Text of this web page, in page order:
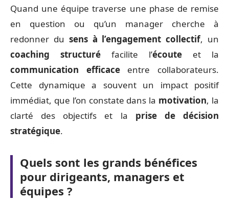
Quand une équipe traverse une phase de remise
en question ou qu’un manager cherche à
redonner du sens à l’engagement collectif, un
coaching structuré facilite l’écoute et la
communication efficaceentre collaborateurs.
Cette dynamique a souvent un impact positif
immédiat, que l’on constate dans la motivation, la
clarté des objectifs et la prise de décision
stratégique.
Quels sont les grands bénéfices
pour dirigeants, managers et
équipes ?